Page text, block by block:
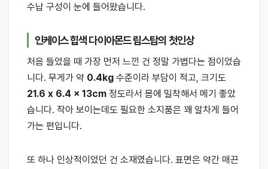
수납 구성이 눈에 들어왔습니다.
인케이스 힙색 다이아몬드 립스탑의 첫인상
처음 들었을 때 가장 먼저 느낀 건 정말 가볍다는 점이었습
니다. 무게가 약 0.4kg 수준이라 부담이 적고, 크기도
21.6 x 6.4 x 13cm 정도라서 몸에 밀착해서 메기 좋았
습니다. 작아 보이는데도 필요한 소지품은 꽤 알차게 들어
가는 편입니다.
또 하나 인상적이었던 건 소재였습니다. 표면은 약간 매끈